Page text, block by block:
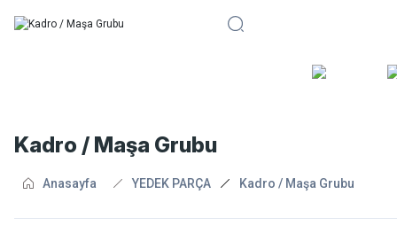
Kadro / Maşa Grubu
Anasayfa YEDEK PARÇA Kadro / Maşa Grubu